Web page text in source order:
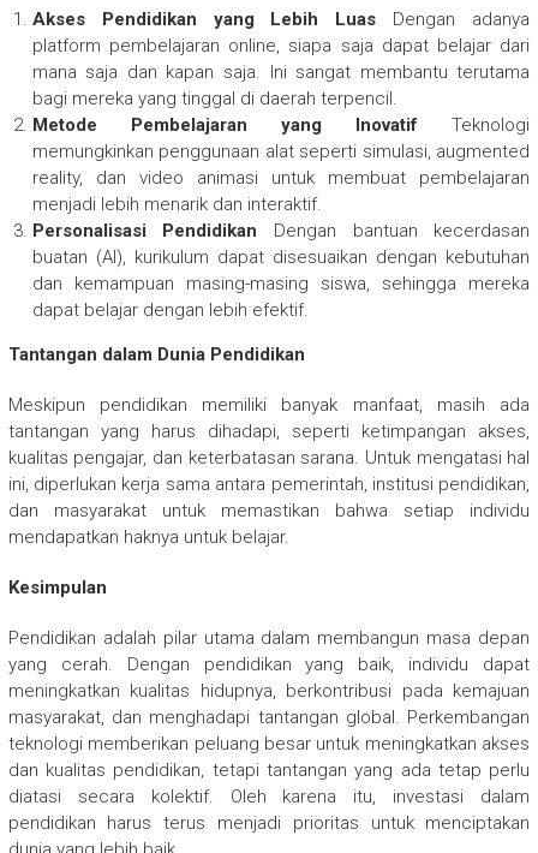
Akses Pendidikan yang Lebih Luas Dengan adanya
platform pembelajaran online, siapa saja dapat belajar dari
mana saja dan kapan saja. Ini sangat membantu terutama
bagi mereka yang tinggal di daerah terpencil.
Metode Pembelajaran yang Inovatif Teknologi
memungkinkan penggunaan alat seperti simulasi, augmented
reality, dan video animasi untuk membuat pembelajaran
menjadi lebih menarik dan interaktif.
Personalisasi Pendidikan Dengan bantuan kecerdasan
buatan (AI), kurikulum dapat disesuaikan dengan kebutuhan
dan kemampuan masing-masing siswa, sehingga mereka
dapat belajar dengan lebih efektif.
Tantangan dalam Dunia Pendidikan
Meskipun pendidikan memiliki banyak manfaat, masih ada
tantangan yang harus dihadapi, seperti ketimpangan akses,
kualitas pengajar, dan keterbatasan sarana. Untuk mengatasi hal
ini, diperlukan kerja sama antara pemerintah, institusi pendidikan,
dan masyarakat untuk memastikan bahwa setiap individu
mendapatkan haknya untuk belajar.
Kesimpulan
Pendidikan adalah pilar utama dalam membangun masa depan
yang cerah. Dengan pendidikan yang baik, individu dapat
meningkatkan kualitas hidupnya, berkontribusi pada kemajuan
masyarakat, dan menghadapi tantangan global. Perkembangan
teknologi memberikan peluang besar untuk meningkatkan akses
dan kualitas pendidikan, tetapi tantangan yang ada tetap perlu
diatasi secara kolektif. Oleh karena itu, investasi dalam
pendidikan harus terus menjadi prioritas untuk menciptakan